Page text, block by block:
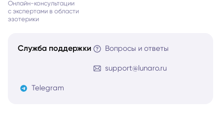
Онлайн-консультации
с экспертами в области
эзотерики
Служба поддержки Вопросы и ответы
support@lunaro.ru
Telegram